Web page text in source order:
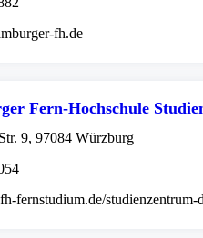
fh.de
Fern-Hochschule
9, 97084 Würzburg
fernstudium.de/